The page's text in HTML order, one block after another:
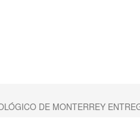
DE MONTERREY